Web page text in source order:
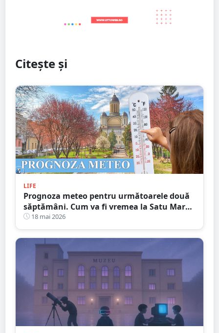
Citește și
LIFE
Prognoza meteo pentru următoarele două
săptămâni. Cum va fi vremea la Satu Mare.
Ce vești sunt pentru Zilele Orașului
18 mai 2026